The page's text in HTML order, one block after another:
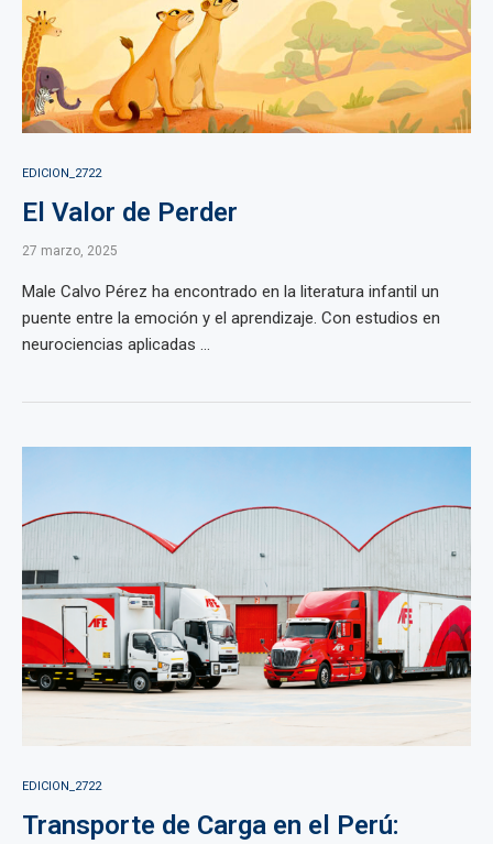
EDICION_2722
El Valor de Perder
27 marzo, 2025
Male Calvo Pérez ha encontrado en la literatura infantil un
puente entre la emoción y el aprendizaje. Con estudios en
neurociencias aplicadas ...
EDICION_2722
Transporte de Carga en el Perú: